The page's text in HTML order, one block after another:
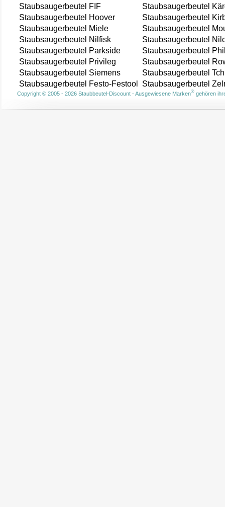
Staubsaugerbeutel FIF
Staubsaugerbeutel
Staubsaugerbeutel Hoover
Staubsaugerbeutel
Staubsaugerbeutel Miele
Staubsaugerbeutel
Staubsaugerbeutel Nilfisk
Staubsaugerbeutel
Staubsaugerbeutel Parkside
Staubsaugerbeutel
Staubsaugerbeutel Privileg
Staubsaugerbeutel
Staubsaugerbeutel Siemens
Staubsaugerbeutel
Staubsaugerbeutel Festo-Festool
Staubsaugerbeutel
Copyright © 2005 - 2026 Staubbeutel-Discount - Ausgewiesene Marken®gehören